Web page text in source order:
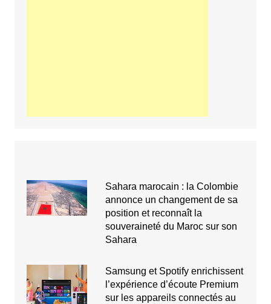
Sahara marocain : la Colombie
annonce un changement de sa
position et reconnaît la
souveraineté du Maroc sur son
Sahara
Samsung et Spotify enrichissent
l’expérience d’écoute Premium
sur les appareils connectés au